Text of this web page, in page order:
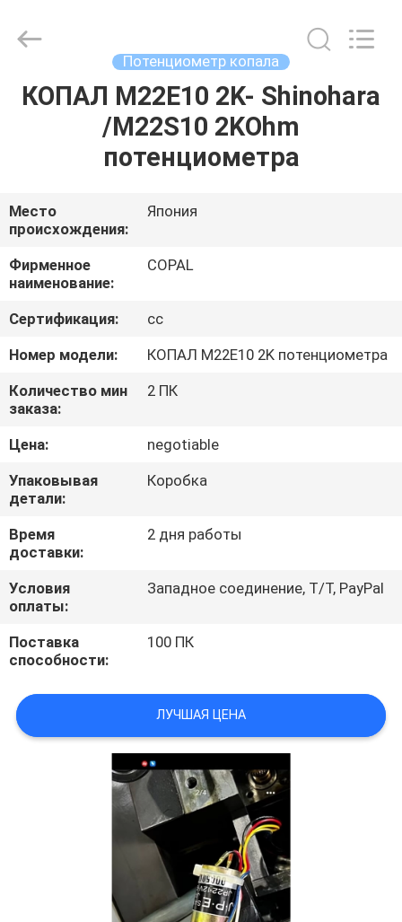
ДОМ
ПРОДУКТЫ
О
НАС
ПУТЕШЕСТВИЕ
ФАБРИКИ
ПРОВЕРКА
КАЧЕСТВА
СВЯЖИТЕСЬ
МЫ
СПРОСИТЕ
ЦИТАТУ
КАРТА
PRIVACY
supplier.
Copyright
Dongguan
Потенциометр копала
КОПАЛ M22E10 2K- Shinohara
/M22S10 2KOhm
потенциометра
Место
происхождения:
Япония
Фирменное
наименование:
COPAL
Сертификация:
cc
Номер модели:
КОПАЛ M22E10 2K потенциометра
Количество мин
заказа:
2 ПК
Цена:
negotiable
Упаковывая
детали:
Коробка
Время
доставки:
2 дня работы
Условия
оплаты:
Западное соединение, T/T, PayPal
Поставка
способности:
100 ПК
ЛУЧШАЯ ЦЕНА